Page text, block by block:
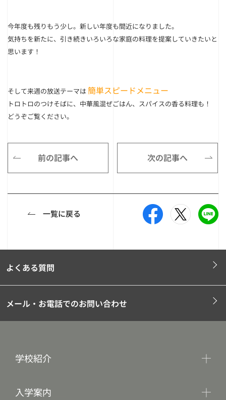
今年度も残りもう少し。新しい年度も間近になりました。
気持ちを新たに、引き続きいろいろな家庭の料理を提案していきたいと
思います！
そして来週の放送テーマは簡単スピードメニュー
トロトロのつけそばに、中華風混ぜごはん、スパイスの香る料理も！
どうぞご覧ください。
前の記事へ 次の記事へ
一覧に戻る
よくある質問
メール・お電話でのお問い合わせ
学校紹介
入学案内